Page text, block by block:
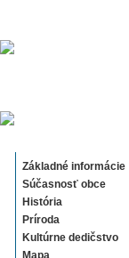
Základné informácie
Súčasnosť obce
História
Príroda
Kultúrne dedičstvo
Mapa